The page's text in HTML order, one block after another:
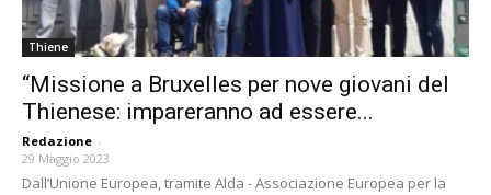
Thiene
“Missione a Bruxelles per nove giovani del
Thienese: impareranno ad essere...
Redazione -
29 Maggio 2023
Dall’Unione Europea, tramite Alda - Associazione Europea per la